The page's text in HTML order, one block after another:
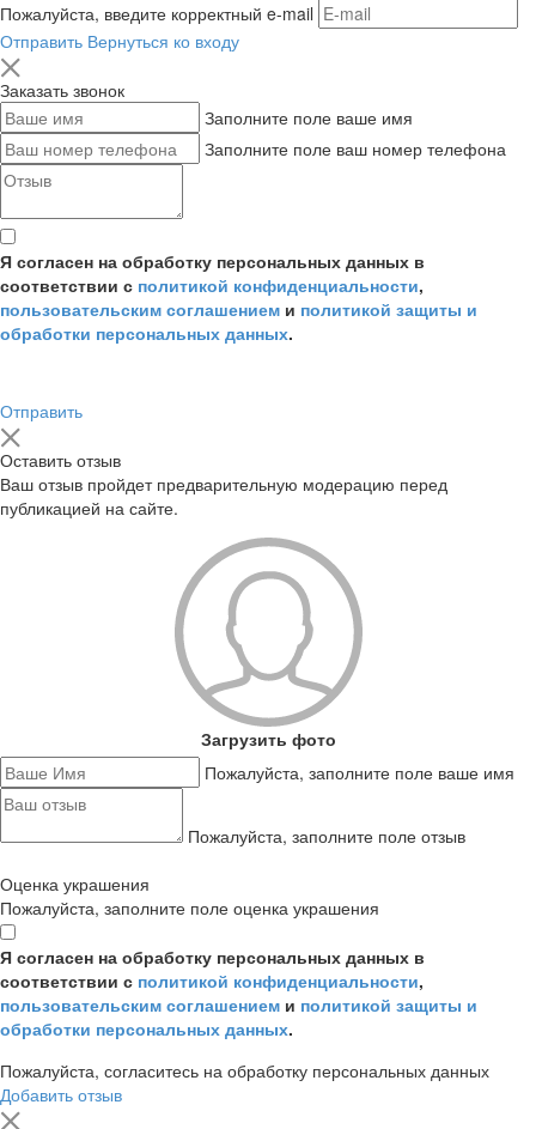
Пожалуйста, введите корректный e-mail
Отправить Вернуться ко входу
Заказать звонок
Заполните поле ваше имя
Заполните поле ваш номер телефона
Я согласен на обработку персональных данных в
соответствии с политикой конфиденциальности,
пользовательским соглашением и политикой защиты и
обработки персональных данных.
Отправить
Оставить отзыв
Ваш отзыв пройдет предварительную модерацию перед
публикацией на сайте.
Загрузить фото
Пожалуйста, заполните поле ваше имя
Пожалуйста, заполните поле отзыв
Оценка украшения
Пожалуйста, заполните поле оценка украшения
Я согласен на обработку персональных данных в
соответствии с политикой конфиденциальности,
пользовательским соглашением и политикой защиты и
обработки персональных данных.
Пожалуйста, согласитесь на обработку персональных данных
Добавить отзыв